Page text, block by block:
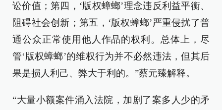
讼价值；第四，‘版权蟑螂’理念违反利益平衡、
阻碍社会创新；第五，‘版权蟑螂’严重侵扰了普
通公众正常使用他人作品的权利。总体上，尽
管‘版权蟑螂’的维权行为并不必然违法，但其后
果是损人利己、弊大于利的。”蔡元臻解释。
“大量小额案件涌入法院，加剧了案多人少的矛